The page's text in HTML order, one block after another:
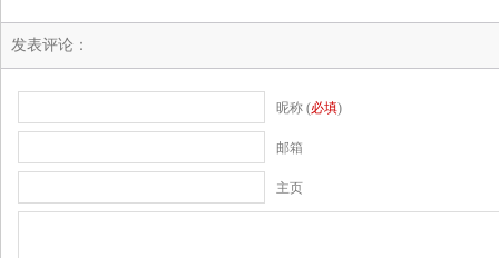
发表评论：
昵称 (必填)
邮箱
主页